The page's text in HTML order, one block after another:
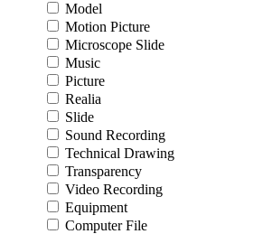
Model
Motion Picture
Microscope Slide
Music
Picture
Realia
Slide
Sound Recording
Technical Drawing
Transparency
Video Recording
Equipment
Computer File